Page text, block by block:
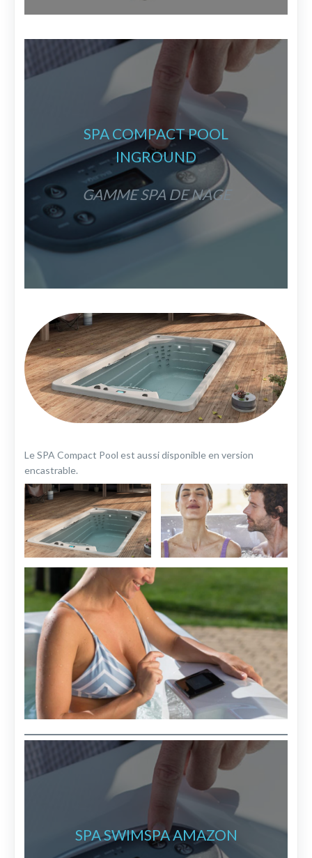
SPA COMPACT POOL
INGROUND
GAMME SPA DE NAGE
Le SPA Compact Pool est aussi disponible en version
encastrable.
SPA SWIMSPA AMAZON